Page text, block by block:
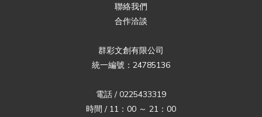
聯絡我們
合作洽談
群彩文創有限公司
統一編號：24785136
電話 / 0225433319
時間 / 11：00 ～ 21：00